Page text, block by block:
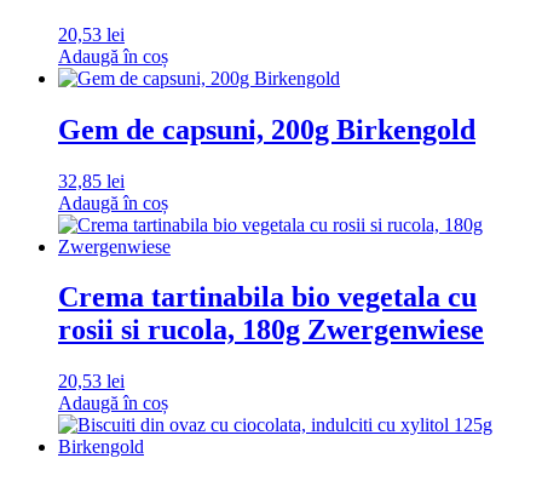
20,53 lei
Adaugă în coș
Gem de capsuni, 200g Birkengold
32,85 lei
Adaugă în coș
Crema tartinabila bio vegetala cu
rosii si rucola, 180g Zwergenwiese
20,53 lei
Adaugă în coș